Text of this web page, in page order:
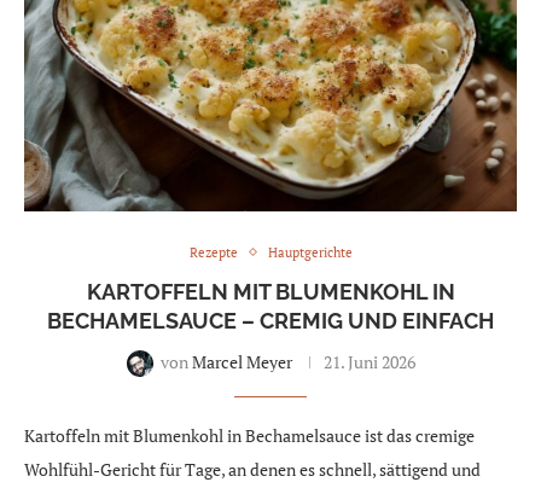
Rezepte Hauptgerichte
KARTOFFELN MIT BLUMENKOHL IN
BECHAMELSAUCE – CREMIG UND EINFACH
von Marcel Meyer 21. Juni 2026
Kartoffeln mit Blumenkohl in Bechamelsauce ist das cremige
Wohlfühl-Gericht für Tage, an denen es schnell, sättigend und